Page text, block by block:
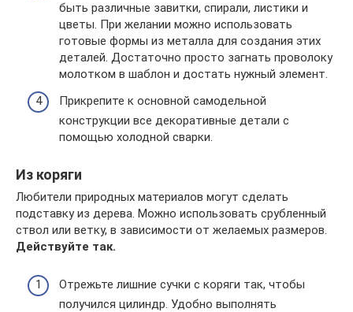
быть различные завитки, спирали, листики и
цветы. При желании можно использовать
готовые формы из металла для создания этих
деталей. Достаточно просто загнать проволоку
молотком в шаблон и достать нужный элемент.
Прикрепите к основной самодельной
конструкции все декоративные детали с
помощью холодной сварки.
Из коряги
Любители природных материалов могут сделать
подставку из дерева. Можно использовать срубленный
ствол или ветку, в зависимости от желаемых размеров.
Действуйте так.
Отрежьте лишние сучки с коряги так, чтобы
получился цилиндр. Удобно выполнять